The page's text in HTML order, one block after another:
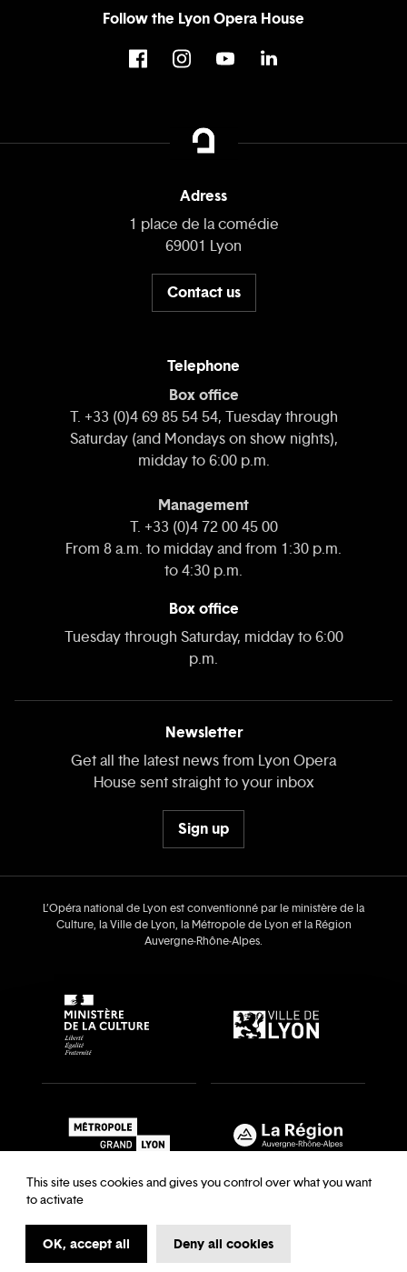
Follow the Lyon Opera House
Adress
1 place de la comédie
69001 Lyon
Contact us
Telephone
Box office
T. +33 (0)4 69 85 54 54, Tuesday through
Saturday (and Mondays on show nights),
midday to 6:00 p.m.
Management
T. +33 (0)4 72 00 45 00
From 8 a.m. to midday and from 1:30 p.m.
to 4:30 p.m.
Box office
Tuesday through Saturday, midday to 6:00
p.m.
Newsletter
Get all the latest news from Lyon Opera
House sent straight to your inbox
Sign up
L’Opéra national de Lyon est conventionné par le ministère de la
Culture, la Ville de Lyon, la Métropole de Lyon et la Région
Auvergne‑Rhône‑Alpes.
Recrutements & auditions Legal notice
This site uses cookies and gives you control over what you want
to activate
OK, accept all Deny all cookies